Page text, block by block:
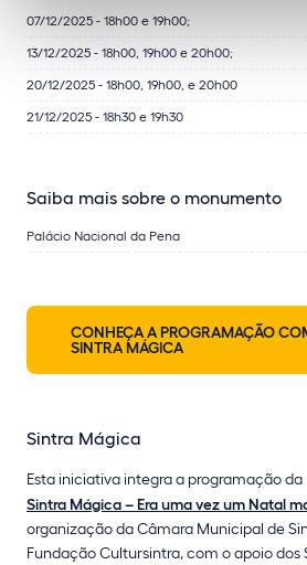
07/12/2025 - 18h00 e 19h00;
13/12/2025 - 18h00, 19h00 e 20h00;
20/12/2025 - 18h00, 19h00, e 20h00
21/12/2025 - 18h30 e 19h30
Saiba mais sobre o monumento
Palácio Nacional da Pena
CONHEÇA A PROGRAMAÇÃO
SINTRA MÁGICA
Sintra Mágica
Esta iniciativa integra a programação da
Sintra Mágica – Era uma vez um Natal
organização da Câmara Municipal de
Fundação Cultursintra, com o apoio dos